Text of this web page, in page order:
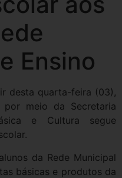
Ensino
desta quarta-feira (03),
por meio da Secretaria
e Cultura segue
da Rede Municipal
básicas e produtos da